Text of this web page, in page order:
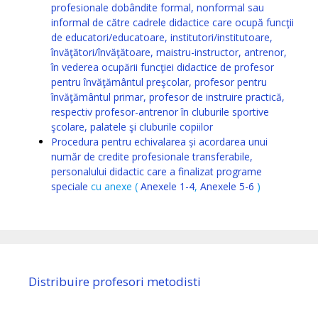
profesionale dobândite formal, nonformal sau
informal de către cadrele didactice care ocupă funcţii
de educatori/educatoare, institutori/institutoare,
învăţători/învăţătoare, maistru-instructor, antrenor,
în vederea ocupării funcţiei didactice de profesor
pentru învăţământul preşcolar, profesor pentru
învăţământul primar, profesor de instruire practică,
respectiv profesor-antrenor în cluburile sportive
şcolare, palatele şi cluburile copiilor
Procedura pentru echivalarea și acordarea unui
număr de credite profesionale transferabile,
personalului didactic care a finalizat programe
speciale cu anexe ( Anexele 1-4, Anexele 5-6 )
Distribuire profesori metodisti